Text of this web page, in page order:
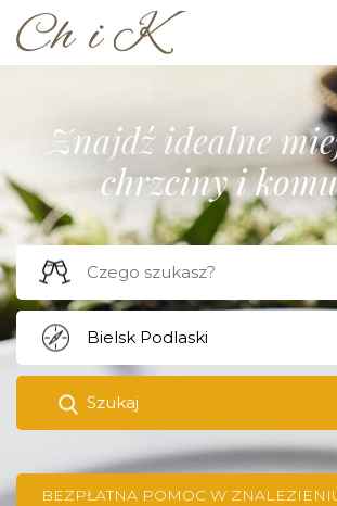
Znajdź idealne
chrzciny i
Szukaj
BEZPŁATNA POMOC W